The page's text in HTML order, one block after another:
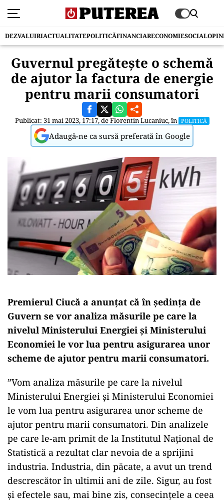
DEZVALUIRIACTUALITATEPOLITICĂFINANCIARECONOMIESOCIAL
Guvernul pregătește o schemă
de ajutor la factura de energie
pentru marii consumatori
Publicat: 31 mai 2023, 17:17, deFlorentin Lucaniuc, în POLITICĂ
Adaugă-ne ca sursă preferată în Google
Premierul Ciucă a anunţat că în şedinţa de
Guvern se vor analiza măsurile pe care la
nivelul Ministerului Energiei şi Ministerului
Economiei le vor lua pentru asigurarea unor
scheme de ajutor pentru marii consumatori.
”Vom analiza măsurile pe care la nivelul
Ministerului Energiei şi Ministerului Economiei
le vom lua pentru asigurarea unor scheme de
ajutor pentru marii consumatori. Din analizele
pe care le-am primit de la Institutul Naţional de
Statistică a rezultat clar nevoia de a sprijini
industria. Industria, din păcate, a avut un trend
descrescător în ultimii ani de zile. Sigur, au fost
şi efectele sau, mai bine zis, consecinţele a ceea